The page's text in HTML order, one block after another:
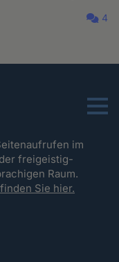
4
Menu
im
freigeistig-
Raum.
finden Sie hier.